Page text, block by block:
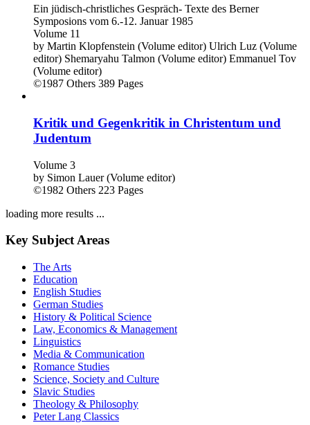
Ein jüdisch-christliches Gespräch- Texte des Berner
Symposions vom 6.-12. Januar 1985
Volume 11
by Martin Klopfenstein (Volume editor) Ulrich Luz (Volume
editor) Shemaryahu Talmon (Volume editor) Emmanuel Tov
(Volume editor)
©1987 Others 389 Pages
Kritik und Gegenkritik in Christentum und
Judentum
Volume 3
by Simon Lauer (Volume editor)
©1982 Others 223 Pages
loading more results ...
Key Subject Areas
The Arts
Education
English Studies
German Studies
History & Political Science
Law, Economics & Management
Linguistics
Media & Communication
Romance Studies
Science, Society and Culture
Slavic Studies
Theology & Philosophy
Peter Lang Classics